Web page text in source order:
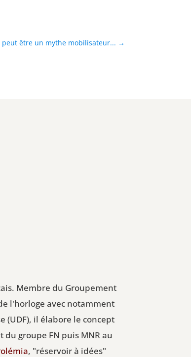
peut être un mythe mobilisateur... →
Membre du Groupement
l'horloge avec notamment
(UDF), il élabore le concept
groupe FN puis MNR au
, "réservoir à idées"